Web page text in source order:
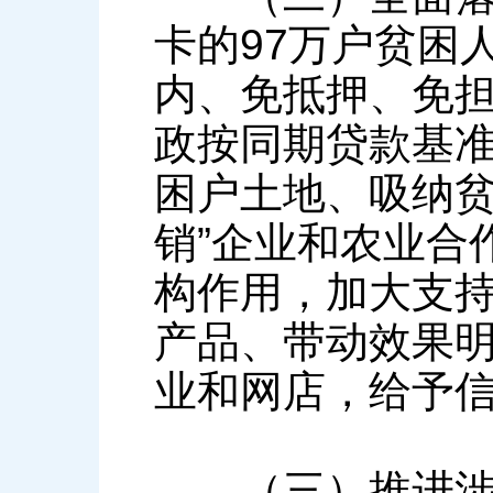
卡的97万户贫困
内、免抵押、免
政按同期贷款基
困户土地、吸纳
销”企业和农业合
构作用，加大支
产品、带动效果
业和网店，给予